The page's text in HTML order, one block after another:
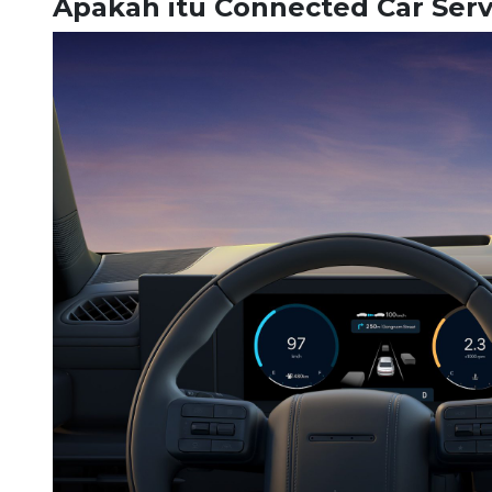
Apakah itu Connected Car